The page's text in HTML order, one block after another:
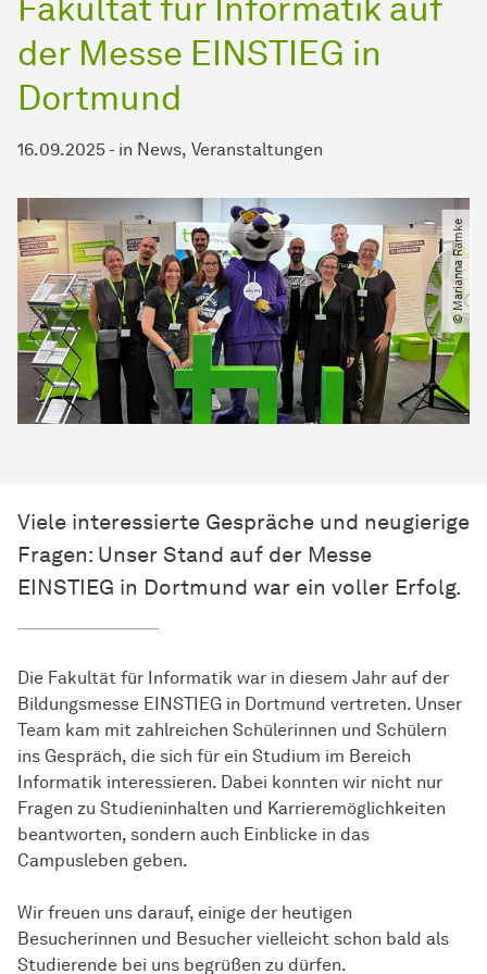
der Messe EINSTIEG in
Dortmund
16.09.2025 - in News Veranstaltungen
© Marianna Ramke
Viele interessierte Gespräche und neugierige
Fragen: Unser Stand auf der Messe
EINSTIEG in Dortmund war ein voller Erfolg.
Die Fakultät für Informatik war in diesem Jahr auf der
Bildungsmesse EINSTIEG in Dortmund vertreten. Unser
Team kam mit zahlreichen Schülerinnen und Schülern
ins Gespräch, die sich für ein Studium im Bereich
Informatik interessieren. Dabei konnten wir nicht nur
Fragen zu Studieninhalten und Karrieremöglichkeiten
beantworten, sondern auch Einblicke in das
Campusleben geben.
Wir freuen uns darauf, einige der heutigen
Besucherinnen und Besucher vielleicht schon bald als
Studierende bei uns begrüßen zu dürfen.